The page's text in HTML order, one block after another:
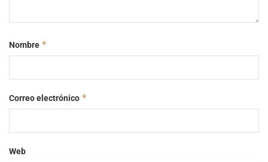
Nombre *
Correo electrónico *
Web